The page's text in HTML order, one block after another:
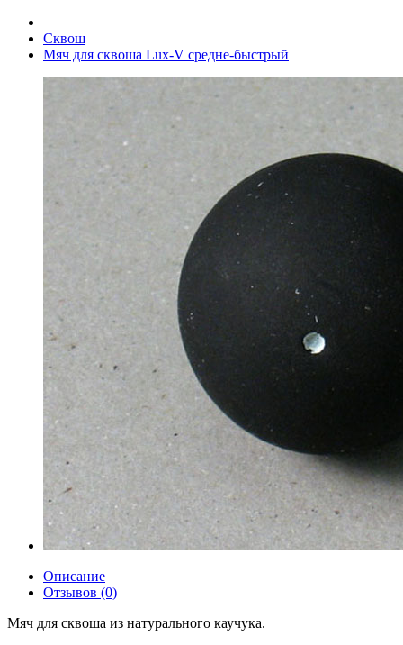
Сквош
Мяч для сквоша Lux-V средне-быстрый
Описание
Отзывов (0)
Мяч для сквоша из натурального каучука.